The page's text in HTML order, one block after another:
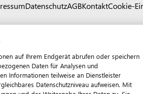
DatenschutzAGBKontaktCookie-
auf Ihrem Endgerät abrufen oder speichern
Daten für Analysen und
Informationen teilweise an Dienstleister
Datenschutzniveau aufweisen. Mit